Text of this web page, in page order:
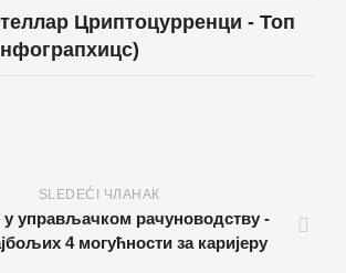
Цриптоцурренци - Топ
SLEDEĆI ЧЛАНАК
у управљачком рачуноводству -
4 могућности за каријеру